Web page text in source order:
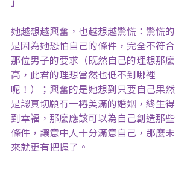
她越想越興奮，也越想越驚慌：驚慌的
是因為她恐怕自己的條件，完全不符合
那位男子的要求（既然自己的理想那麼
高，此君的理想當然也低不到哪裡
呢！）；興奮的是她想到只要自己果然
是認真切願有一樁美滿的婚姻，終生得
到幸福，那麼應該可以為自己創造那些
條件，讓意中人十分滿意自己，那麼未
來就更有把握了。